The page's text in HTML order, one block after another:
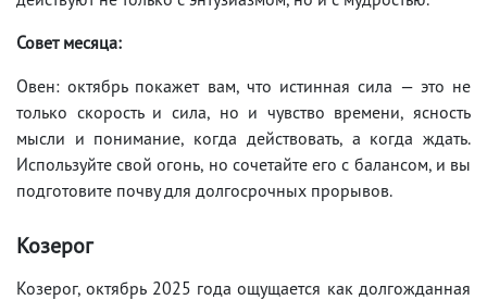
Совет месяца:
Овен: октябрь покажет вам, что истинная сила — это не
только скорость и сила, но и чувство времени, ясность
мысли и понимание, когда действовать, а когда ждать.
Используйте свой огонь, но сочетайте его с балансом, и вы
подготовите почву для долгосрочных прорывов.
Козерог
Козерог, октябрь 2025 года ощущается как долгожданная